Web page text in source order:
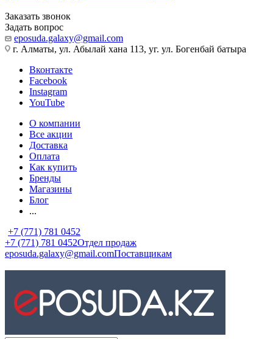
Заказать звонок
Задать вопрос
eposuda.galaxy@gmail.com
г. Алматы, ул. Абылай хана 113, уг. ул. Богенбай батыра
Вконтакте
Facebook
Instagram
YouTube
О компании
Все акции
Доставка
Оплата
Как купить
Бренды
Магазины
Блог
...
+7 (771) 781 0452
+7 (771) 781 0452Отдел продаж
eposuda.galaxy@gmail.comПоставщикам